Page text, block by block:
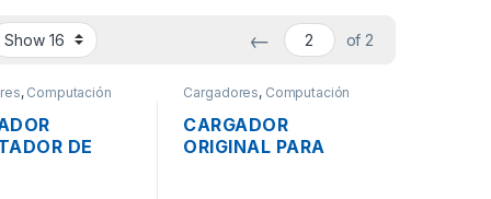
← of 2
, Computación
DE
Cargadores, Computación
CARGADOR
ORIGINAL PARA